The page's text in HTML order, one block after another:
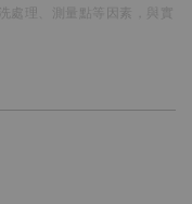
處理、測量點等因素，